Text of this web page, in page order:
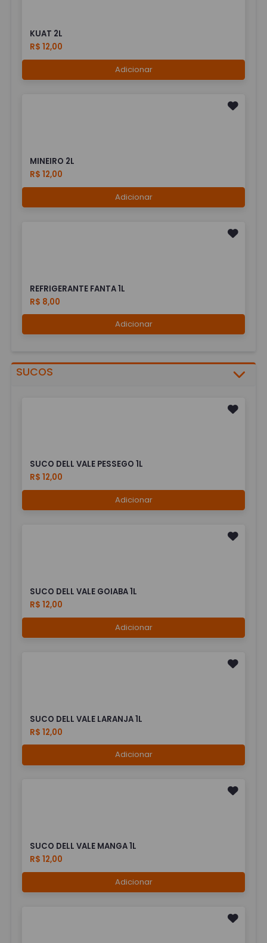
KUAT 2L
R$ 12,00
Adicionar
MINEIRO 2L
R$ 12,00
Adicionar
REFRIGERANTE FANTA 1L
R$ 8,00
Adicionar
SUCOS
SUCO DELL VALE PESSEGO 1L
R$ 12,00
Adicionar
SUCO DELL VALE GOIABA 1L
R$ 12,00
Adicionar
SUCO DELL VALE LARANJA 1L
R$ 12,00
Adicionar
SUCO DELL VALE MANGA 1L
R$ 12,00
Adicionar